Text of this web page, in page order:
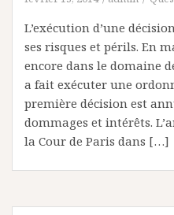
L’exécution d’une
ses risques et périls. En
encore dans le domaine
a fait exécuter une
première décision est
dommages et intérêts.
la Cour de Paris dans […]